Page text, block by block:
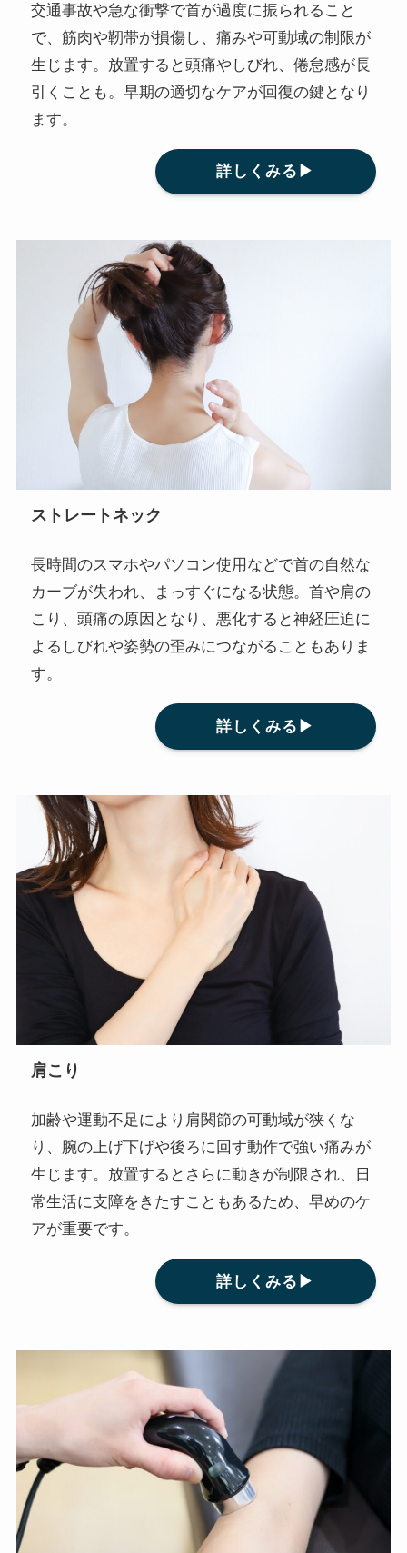
交通事故や急な衝撃で首が過度に振られること
で、筋肉や靭帯が損傷し、痛みや可動域の制限が
生じます。放置すると頭痛やしびれ、倦怠感が長
引くことも。早期の適切なケアが回復の鍵となり
ます。
詳しくみる▶
ストレートネック
長時間のスマホやパソコン使用などで首の自然な
カーブが失われ、まっすぐになる状態。首や肩の
こり、頭痛の原因となり、悪化すると神経圧迫に
よるしびれや姿勢の歪みにつながることもありま
す。
詳しくみる▶
肩こり
加齢や運動不足により肩関節の可動域が狭くな
り、腕の上げ下げや後ろに回す動作で強い痛みが
生じます。放置するとさらに動きが制限され、日
常生活に支障をきたすこともあるため、早めのケ
アが重要です。
詳しくみる▶